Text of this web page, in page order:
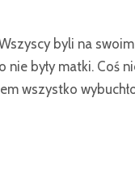
byli na
nie były matki. Coś
wszystko